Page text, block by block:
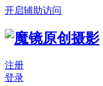
开启辅助访问
注册
登录